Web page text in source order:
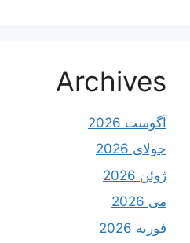
Archives
آگوست 2026
جولای 2026
ژوئن 2026
می 2026
فوریه 2026